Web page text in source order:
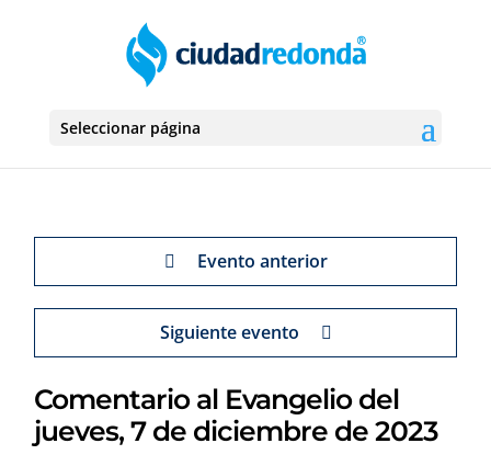
Seleccionar página
Evento anterior
Siguiente evento
Comentario al Evangelio del
jueves, 7 de diciembre de 2023